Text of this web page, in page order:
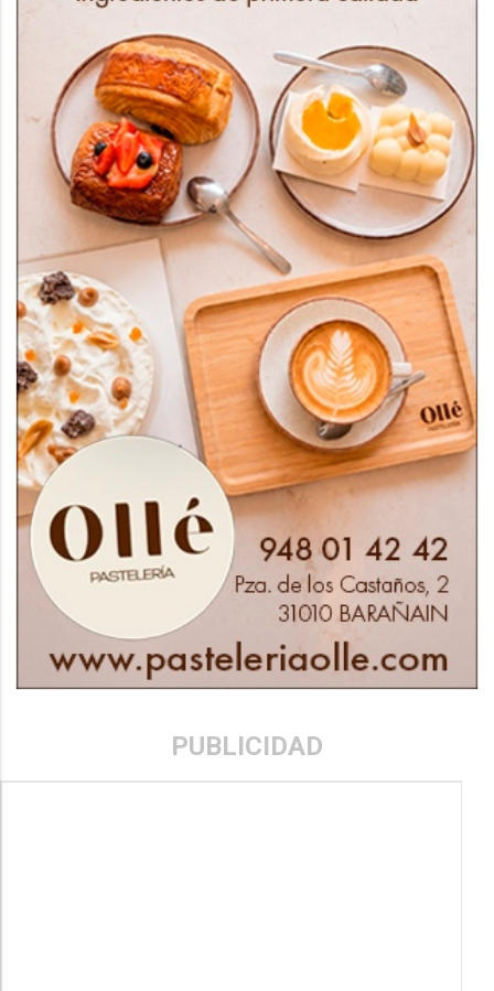
PUBLICIDAD